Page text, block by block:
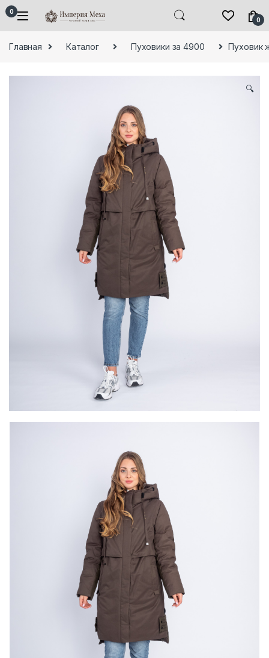
Skip to navigation
Skip to content
0
0
Главная Каталог Пуховики за 4900 Пуховик
🔍